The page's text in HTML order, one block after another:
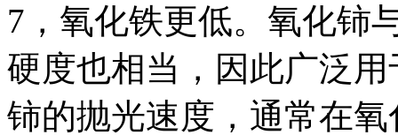
7，氧化铁更低。氧化铈
硬度也相当，因此广泛
铈的抛光速度，通常在